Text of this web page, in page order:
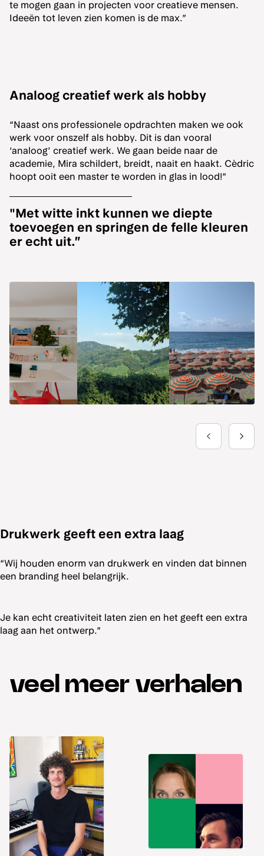
te mogen gaan in projecten voor creatieve mensen.
Ideeën tot leven zien komen is de max.”
Analoog creatief werk als hobby
“Naast ons professionele opdrachten maken we ook
werk voor onszelf als hobby. Dit is dan vooral
‘analoog’ creatief werk. We gaan beide naar de
academie, Mira schildert, breidt, naait en haakt. Cèdric
hoopt ooit een master te worden in glas in lood!”
"Met witte inkt kunnen we diepte
toevoegen en springen de felle kleuren
er echt uit.”
Drukwerk geeft een extra laag
“Wij houden enorm van drukwerk en vinden dat binnen
een branding heel belangrijk.
Je kan echt creativiteit laten zien en het geeft een extra
laag aan het ontwerp.”
veel meer verhalen